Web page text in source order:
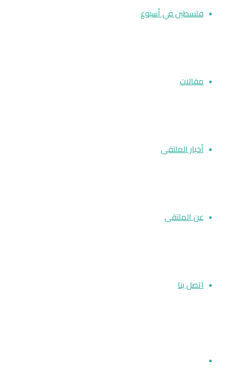
فلسطين في أسبوع
مقالات
أخبار الملتقى
عن الملتقى
اتصل بنا